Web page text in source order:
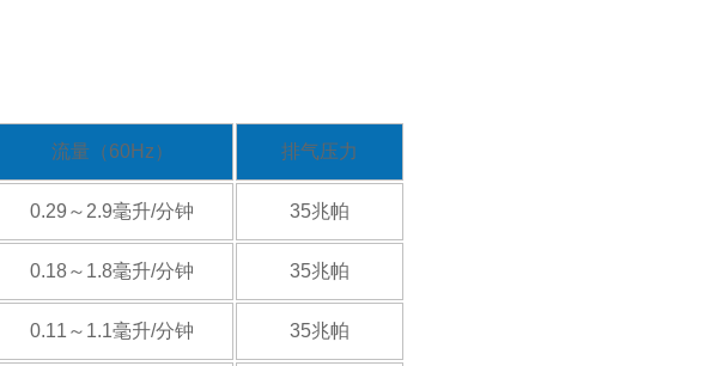
流量（60Hz） 排气压力
0.29～2.9毫升/分钟 35兆帕
0.18～1.8毫升/分钟 35兆帕
0.11～1.1毫升/分钟 35兆帕